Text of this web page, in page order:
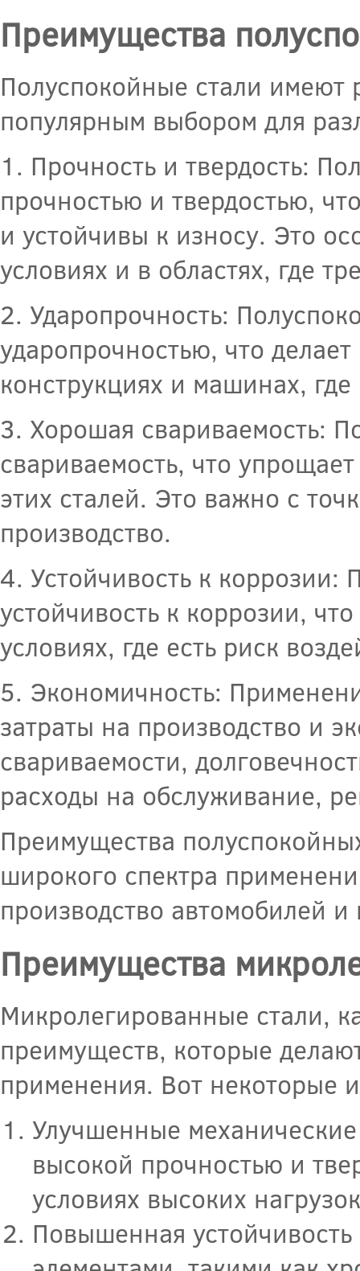
Преимущества
Полуспокойные стали имеют
популярным выбором для
1. Прочность и твердость:
прочностью и твердостью,
и устойчивы к износу. Это
условиях и в областях, где
2. Ударопрочность:
ударопрочностью, что
конструкциях и машинах,
3. Хорошая свариваемость:
свариваемость, что
этих сталей. Это важно с
производство.
4. Устойчивость к
устойчивость к коррозии,
условиях, где есть риск
5. Экономичность:
затраты на производство и
свариваемости,
расходы на обслуживание,
Преимущества
широкого спектра
производство автомобилей
Преимущества
Микролегированные стали,
преимуществ, которые
применения. Вот некоторые
Улучшенные
высокой прочностью и
условиях высоких
Повышенная